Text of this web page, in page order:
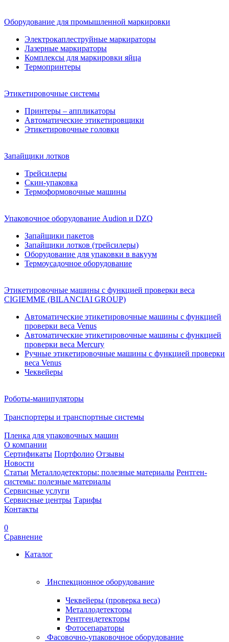
Оборудование для промышленной маркировки
Электрокаплеструйные маркираторы
Лазерные маркираторы
Комплексы для маркировки яйца
Термопринтеры
Этикетировочные системы
Принтеры – аппликаторы
Автоматические этикетировщики
Этикетировочные головки
Запайщики лотков
Трейсилеры
Скин-упаковка
Термоформовочные машины
Упаковочное оборудование Audion и DZQ
Запайщики пакетов
Запайщики лотков (трейсилеры)
Оборудование для упаковки в вакуум
Термоусадочное оборудование
Этикетировочные машины с функцией проверки веса
CIGIEMME (BILANCIAI GROUP)
Автоматические этикетировочные машины с функцией
проверки веса Venus
Автоматические этикетировочные машины с функцией
проверки веса Mercury
Ручные этикетировочные машины с функцией проверки
веса Venus
Чеквейеры
Роботы-манипуляторы
Транспортеры и транспортные системы
Пленка для упаковочных машин
О компании
Сертификаты Портфолио Отзывы
Новости
Статьи Металлодетекторы: полезные материалы Рентген-
системы: полезные материалы
Сервисные услуги
Сервисные центры Тарифы
Контакты
0
Сравнение
Каталог
Инспекционное оборудование
Чеквейеры (проверка веса)
Металлодетекторы
Рентгендетекторы
Фотосепараторы
Фасовочно-упаковочное оборудование